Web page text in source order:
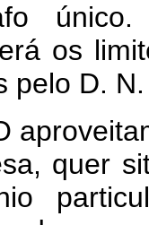
os
pelo D. N.
quer